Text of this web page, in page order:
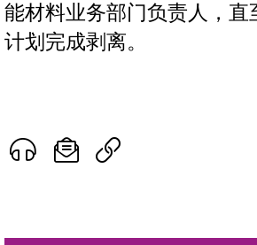
能材料业务部门负责人，直
计划完成剥离。